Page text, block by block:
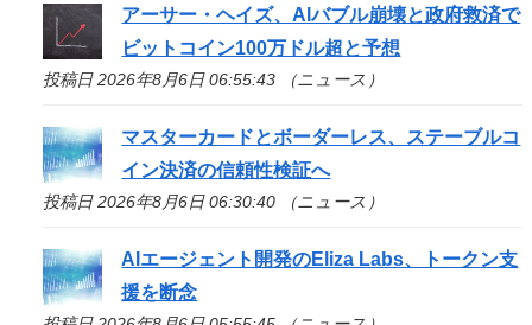
アーサー・ヘイズ、AIバブル崩壊と政府救済で
ビットコイン100万ドル超と予想
投稿日 2026年8月6日 06:55:43 （ニュース）
マスターカードとボーダーレス、ステーブルコ
イン決済の信頼性検証へ
投稿日 2026年8月6日 06:30:40 （ニュース）
AIエージェント開発のEliza Labs、トークン支
援を断念